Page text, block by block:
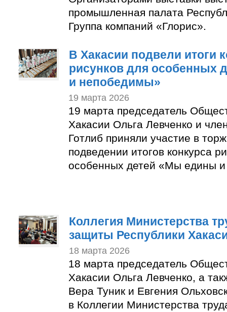
промышленная палата
Группа компаний «Глорис».
В Хакасии подвели итоги
рисунков для особенных
и непобедимы»
19 марта 2026
19 марта председатель
Хакасии Ольга Левченко и
Готлиб приняли участие в
подведении итогов конкурса
особенных детей «Мы едины
Коллегия Министерства
защиты Республики
18 марта 2026
18 марта председатель
Хакасии Ольга Левченко, а
Вера Туник и Евгения
в Коллегии Министерства